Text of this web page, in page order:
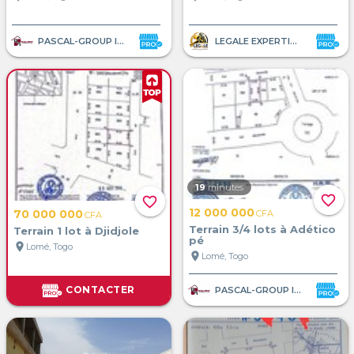
PASCAL-GROUP IMMOBILIER LEGALE EXPERTISE AFRIQUE
favorite_border
70 000 000CFA
Terrain 1 lot à Djidjole
location_on Lomé, Togo
CONTACTER
favorite_border
19 minutes
12 000 000CFA
Terrain 3/4 lots à Adético
pé
location_on Lomé, Togo
PASCAL-GROUP IMMOBILIER